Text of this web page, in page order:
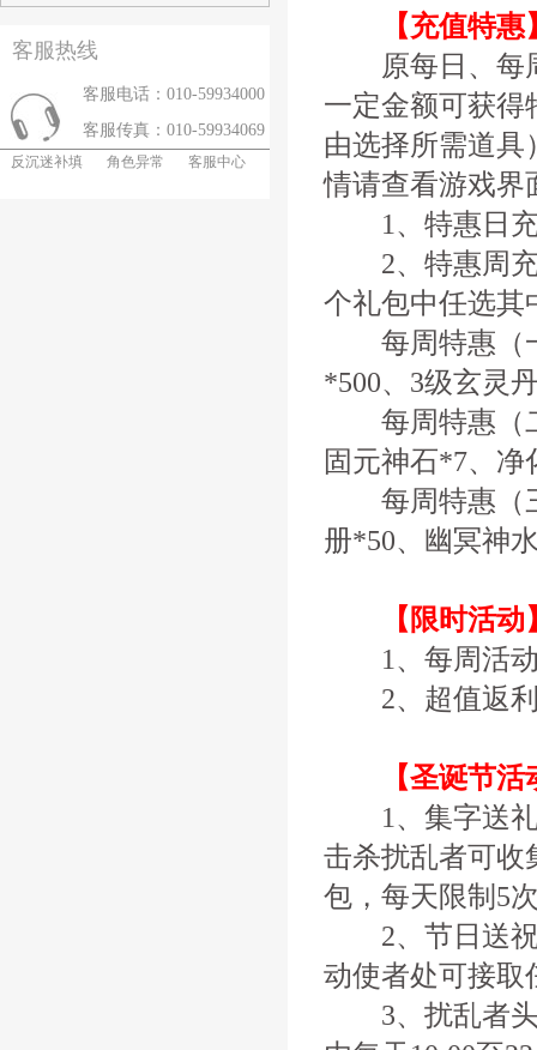
客服热线
客服电话：010-59934000
客服传真：010-59934069
反沉迷补填 角色异常 客服中心
【充值特惠
原每日、每周
一定金额可获得
由选择所需道
情请查看游戏界
1、特惠日
2、特惠周
个礼包中任选其
每周特惠（一
*500、3级玄灵
每周特惠（二
固元神石*7、净
每周特惠（三
册*50、幽冥神
【限时活动
1、每周活
2、超值返
【圣诞节活
1、集字送礼
击杀扰乱者可
包，每天限制5
2、节日送祝
动使者处可接取
3、扰乱者头